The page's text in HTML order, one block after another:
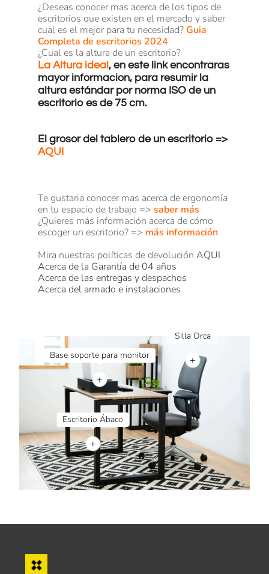
¿Deseas conocer mas acerca de los tipos de
escritorios que existen en el mercado y saber
cual es el mejor para tu necesidad? Guia
Completa de escritorios 2024
¿Cual es la altura de un escritorio?
La Altura ideal , en este link encontraras
mayor informacion, para resumir la
altura estándar por norma ISO de un
escritorio es de 75 cm.
El grosor del tablero de un escritorio =>
AQUI
Te gustaria conocer mas acerca de ergonomía
en tu espacio de trabajo => saber más
¿Quieres más información acerca de cómo
escoger un escritorio? => más información
Mira nuestras políticas de devolución AQUI
Acerca de la Garantía de 04 años
Acerca de las entregas y despachos
Acerca del armado e instalaciones
+
+
+